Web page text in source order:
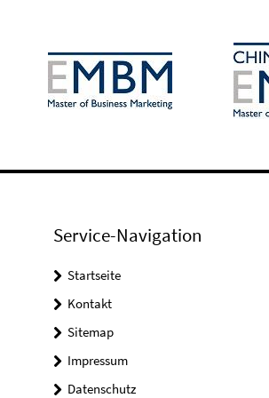
Service-Navigation
Startseite
Kontakt
Sitemap
Impressum
Datenschutz